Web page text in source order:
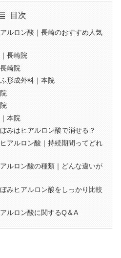
目次
ルロン酸｜長崎のおすすめ人気
長崎院
崎院
形成外科｜本院
本院
みはヒアルロン酸で消せる？
アルロン酸｜持続期間ってどれ
ルロン酸の種類｜どんな違いが
みヒアルロン酸をしっかり比較
ルロン酸に関するQ＆A